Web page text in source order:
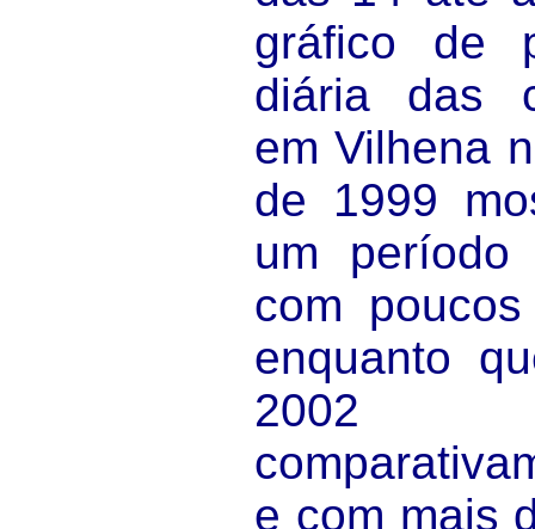
gráfico de
diária das
em Vilhena
de 1999
um
com
enquanto
2002
e com mais